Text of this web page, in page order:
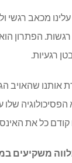
מכאב רגשי
הפתרון
רגעיות.
אותנו שהאויב
שלו
קודם כל את